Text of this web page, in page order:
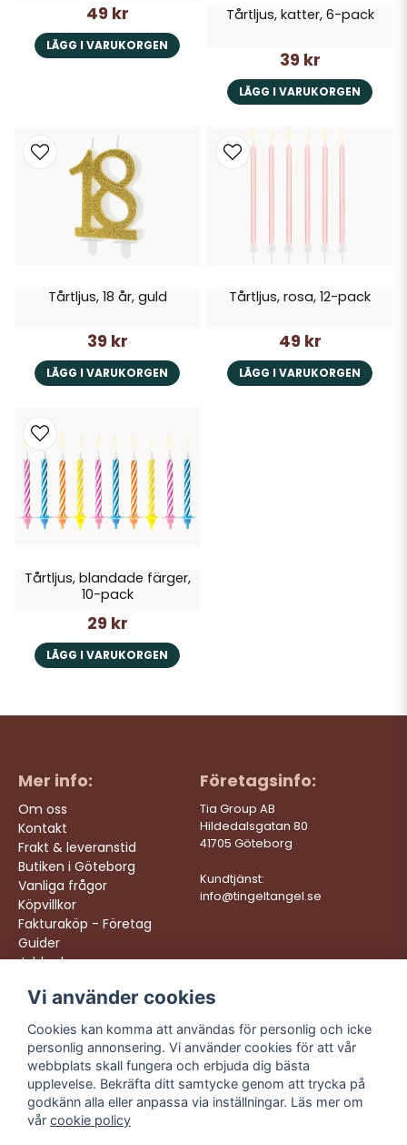
49 kr
LÄGG I VARUKORGEN
Tårtljus, katter, 6-pack
39 kr
LÄGG I VARUKORGEN
Tårtljus, 18 år, guld
39 kr
LÄGG I VARUKORGEN
Tårtljus, rosa, 12-pack
49 kr
LÄGG I VARUKORGEN
Tårtljus, blandade färger,
10-pack
29 kr
LÄGG I VARUKORGEN
Mer info:
Om oss
Kontakt
Frakt & leveranstid
Butiken i Göteborg
Vanliga frågor
Köpvillkor
Fakturaköp - Företag
Guider
Jobba hos oss
Företagsinfo:
Tia Group AB
Hildedalsgatan 80
41705 Göteborg
Kundtjänst:
info@tingeltangel.se
Följ oss:
Instagram
Facebook
TikTok
YouTube
Vi levererar:
Snabba leveranser
Trygga köp
Fri frakt över 499:-
Trevlig kundtjänst
Vi använder cookies
Cookies kan komma att användas för personlig och icke
personlig annonsering. Vi använder cookies för att vår
webbplats skall fungera och erbjuda dig bästa
upplevelse. Bekräfta ditt samtycke genom att trycka på
godkänn alla eller anpassa via inställningar. Läs mer om
vår cookie policy